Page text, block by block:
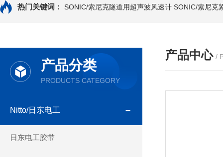
热门关键词： SONIC/索尼克隧道用超声波风速计 SONIC/索尼克
产品分类
PRODUCTS CATEGORY
Nitto/日东电工
日东电工胶带
产品中心 /